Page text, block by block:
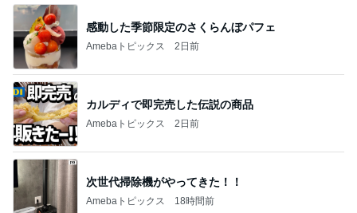
感動した季節限定のさくらんぼパフェ
Amebaトピックス 2日前
カルディで即完売した伝説の商品
Amebaトピックス 2日前
次世代掃除機がやってきた！！
Amebaトピックス 18時間前